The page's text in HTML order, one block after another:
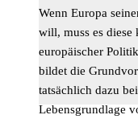
Wenn Europa
will, muss es diese
europäischer
bildet die
tatsächlich dazu
Lebensgrundlage